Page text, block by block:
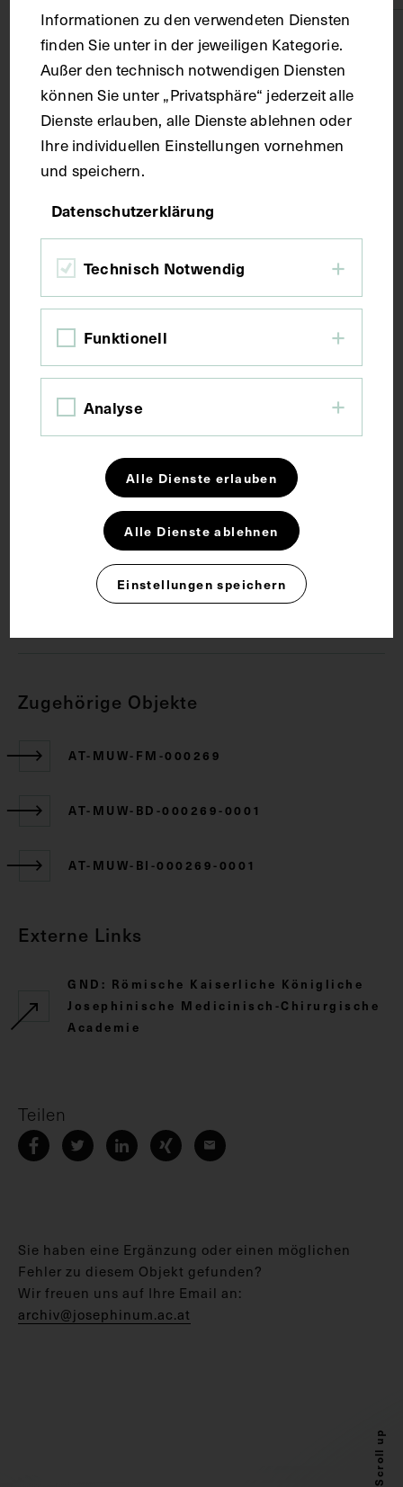
Technik
Aquarell
Maße
Bildmaß 40,9 x 31,8 cm
Kurzbeschreibung
Horizontalschnitt durch das im Schädel belassene
Gehirn in der Höhe des Corpus striatum und des
Fornix.
Schlagwörter
Gehirn Lehrmittel
Zugehörige Objekte
AT-MUW-FM-000269
AT-MUW-BD-000269-0001
AT-MUW-BI-000269-0001
Externe Links
GND: Römische Kaiserliche Königliche
Josephinische Medicinisch-Chirurgische
Academie
Teilen
Sie haben eine Ergänzung oder einen möglichen
Fehler zu diesem Objekt gefunden?
Wir freuen uns auf Ihre Email an:
archiv@josephinum.ac.at
Scroll up
Informationen zu den verwendeten Diensten
finden Sie unter in der jeweiligen Kategorie.
Außer den technisch notwendigen Diensten
können Sie unter „Privatsphäre“ jederzeit alle
Dienste erlauben, alle Dienste ablehnen oder
Ihre individuellen Einstellungen vornehmen
und speichern.
Datenschutzerklärung
Technisch Notwendig
Funktionell
Analyse
Alle Dienste erlauben
Alle Dienste ablehnen
Einstellungen speichern